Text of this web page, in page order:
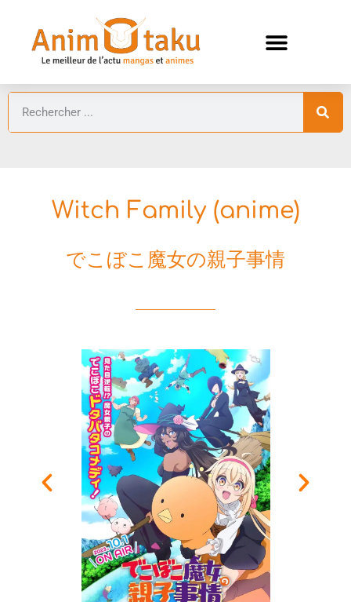
Witch Family (anime)
でこぼこ魔女の親子事情